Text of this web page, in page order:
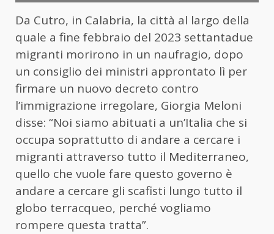
Da Cutro, in Calabria, la città al largo della
quale a fine febbraio del 2023 settantadue
migranti morirono in un naufragio, dopo
un consiglio dei ministri approntato lì per
firmare un nuovo decreto contro
l’immigrazione irregolare, Giorgia Meloni
disse: “Noi siamo abituati a un’Italia che si
occupa soprattutto di andare a cercare i
migranti attraverso tutto il Mediterraneo,
quello che vuole fare questo governo è
andare a cercare gli scafisti lungo tutto il
globo terracqueo, perché vogliamo
rompere questa tratta”.